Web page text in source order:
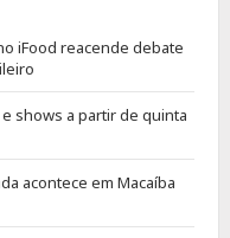
iFood reacende debate
shows a partir de quinta
acontece em Macaíba